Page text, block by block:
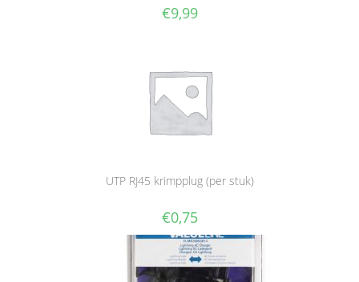
€9,99
UTP RJ45 krimpplug (per stuk)
€0,75